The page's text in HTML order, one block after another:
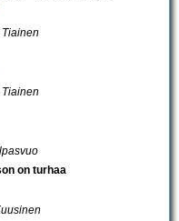
on turhaa